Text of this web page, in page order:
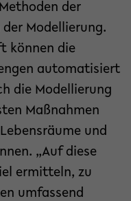
der
Modellierung.
können die
automatisiert
die Modellierung
Maßnahmen
und
„Auf diese
ermitteln, zu
umfassend